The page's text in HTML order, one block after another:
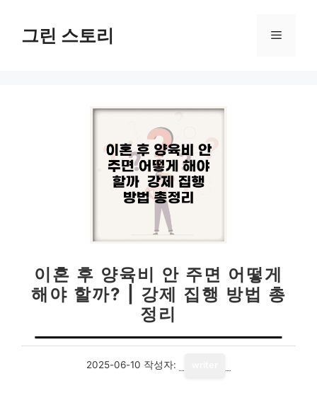
그린 스토리 메
이혼 후 양육비 안 주면 어떻게
해야 할까? | 강제 집행 방법 총
정리
2025-06-10 작성자: